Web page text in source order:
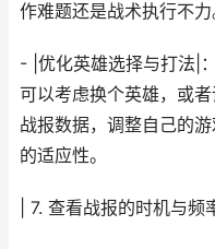
作难题还是战术执行不力
- |优化英雄选择与打法|
可以考虑换个英雄，或
战报数据，调整自己的
的适应性。
| 7. 查看战报的时机与频